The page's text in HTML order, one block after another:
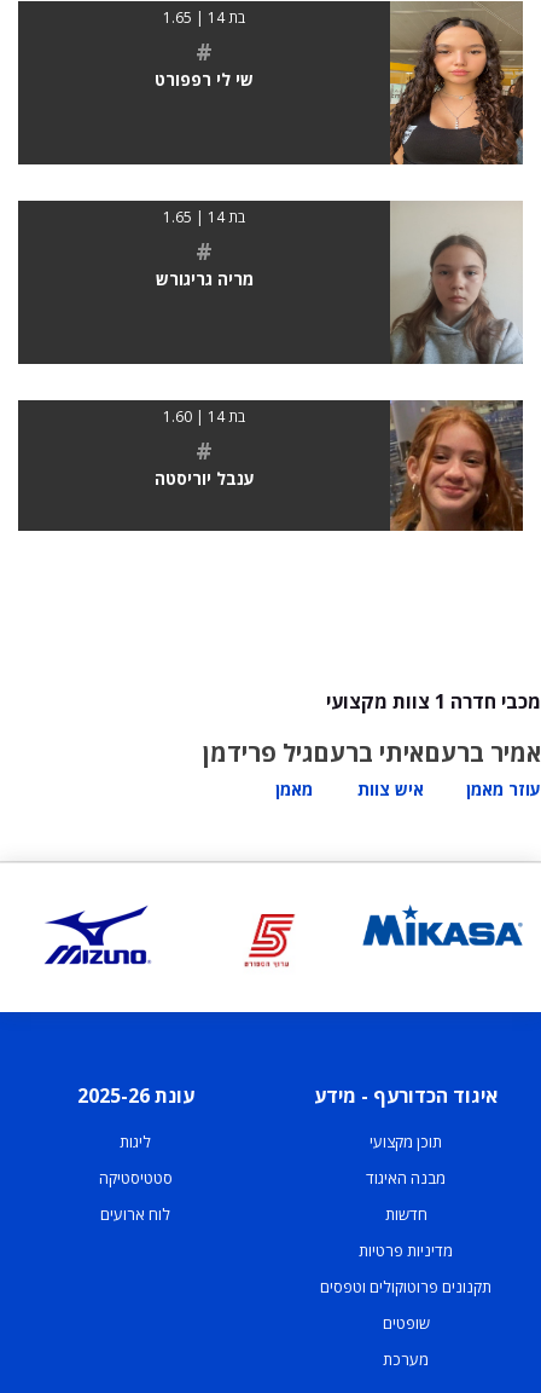
בת 14 | 1.65
#
שי לי רפפורט
בת 14 | 1.65
#
מריה גריגורש
בת 14 | 1.60
#
ענבל יוריסטה
מכבי חדרה 1 צוות מקצועי
אמיר ברעם
עוזר מאמן
איתי ברעם
איש צוות
גיל פרידמן
מאמן
איגוד הכדורעף - מידע
תוכן מקצועי
מבנה האיגוד
חדשות
מדיניות פרטיות
תקנונים פרוטוקולים וטפסים
שופטים
מערכת
עונת 2025-26
ליגות
סטטיסטיקה
לוח ארועים